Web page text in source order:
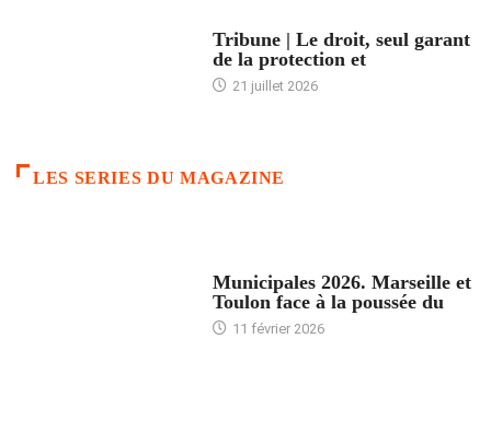
Tribune | Le droit, seul garant
de la protection et
21 juillet 2026
LES SERIES DU MAGAZINE
Municipales 2026. Marseille et
Toulon face à la poussée du
11 février 2026